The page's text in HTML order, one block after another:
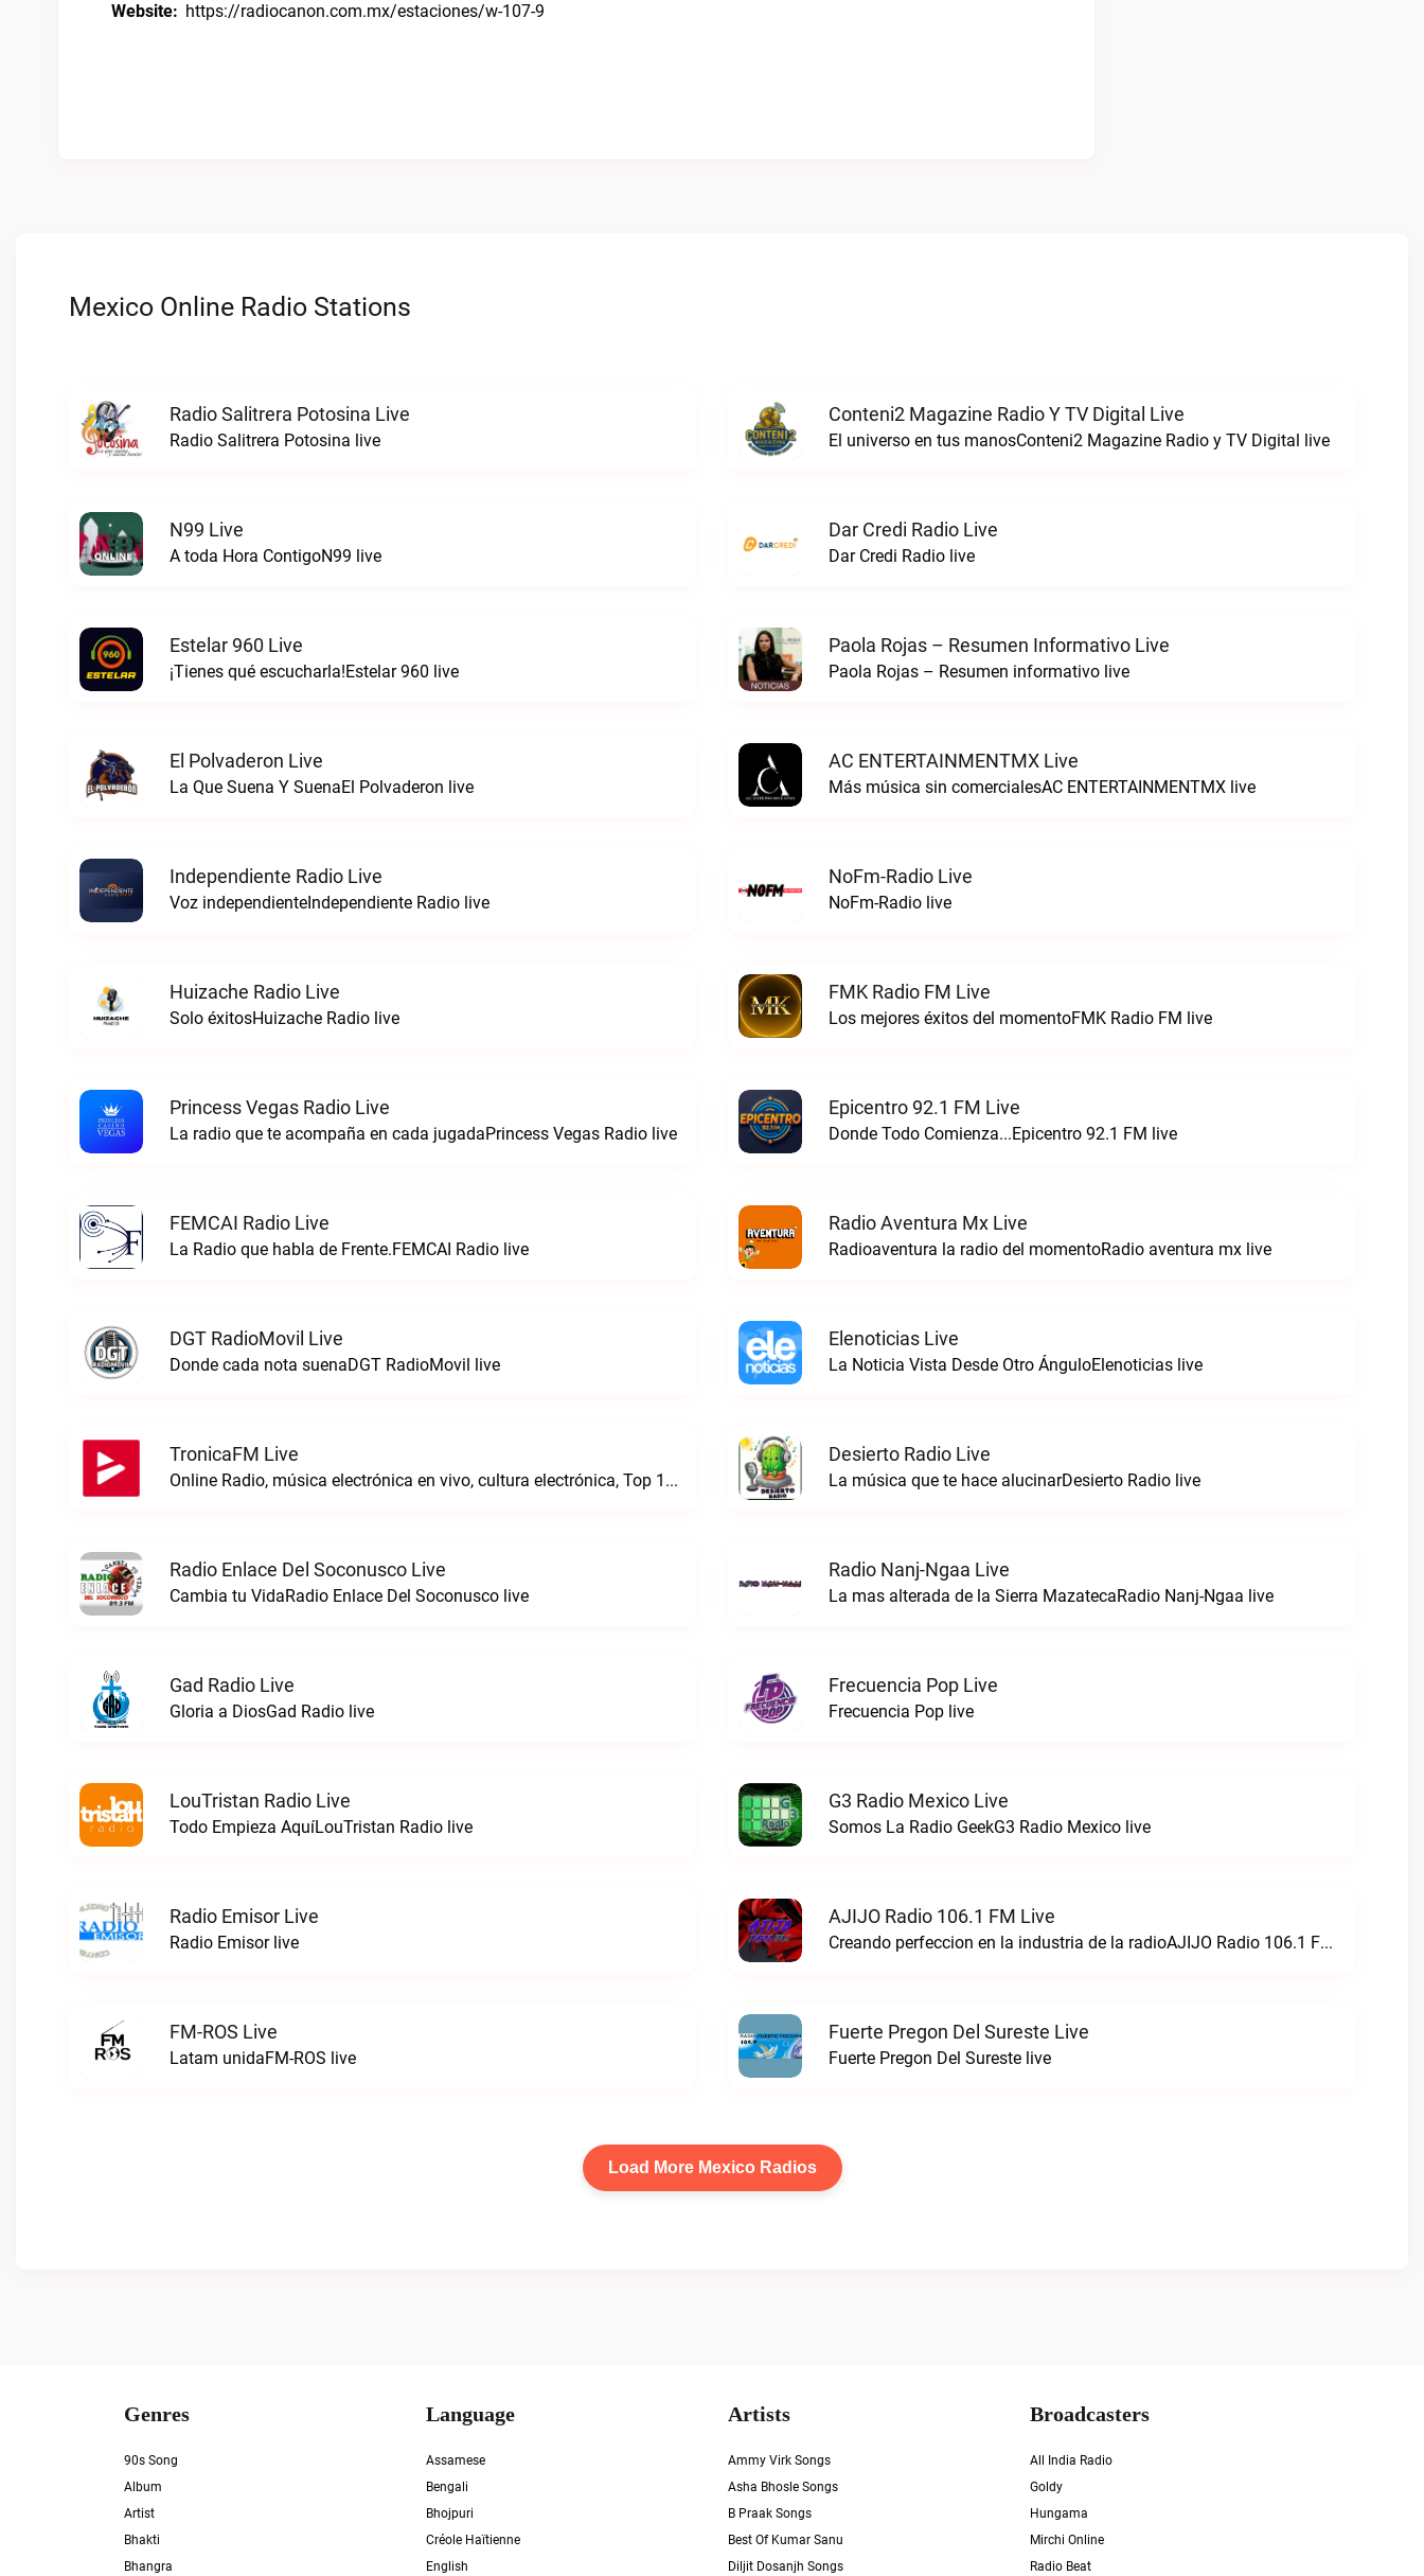
Website: https://radiocanon.com.mx/estaciones/w-107-9
Mexico Online Radio Stations
Radio Salitrera Potosina Live
Radio Salitrera Potosina live
Conteni2 Magazine Radio Y TV Digital Live
El universo en tus manosConteni2 Magazine Radio y TV Digital live
N99 Live
A toda Hora ContigoN99 live
Dar Credi Radio Live
Dar Credi Radio live
Estelar 960 Live
¡Tienes qué escucharla!Estelar 960 live
Paola Rojas – Resumen Informativo Live
Paola Rojas – Resumen informativo live
El Polvaderon Live
La Que Suena Y SuenaEl Polvaderon live
AC ENTERTAINMENTMX Live
Más música sin comercialesAC ENTERTAINMENTMX live
Independiente Radio Live
Voz independienteIndependiente Radio live
NoFm-Radio Live
NoFm-Radio live
Huizache Radio Live
Solo éxitosHuizache Radio live
FMK Radio FM Live
Los mejores éxitos del momentoFMK Radio FM live
Princess Vegas Radio Live
La radio que te acompaña en cada jugadaPrincess Vegas Radio live
Epicentro 92.1 FM Live
Donde Todo Comienza...Epicentro 92.1 FM live
FEMCAI Radio Live
La Radio que habla de Frente.FEMCAI Radio live
Radio Aventura Mx Live
Radioaventura la radio del momentoRadio aventura mx live
DGT RadioMovil Live
Donde cada nota suenaDGT RadioMovil live
Elenoticias Live
La Noticia Vista Desde Otro ÁnguloElenoticias live
TronicaFM Live
Online Radio, música electrónica en vivo, cultura electrónica, Top 10 semanal, videos, descargasTronicaFM live
Desierto Radio Live
La música que te hace alucinarDesierto Radio live
Radio Enlace Del Soconusco Live
Cambia tu VidaRadio Enlace Del Soconusco live
Radio Nanj-Ngaa Live
La mas alterada de la Sierra MazatecaRadio Nanj-Ngaa live
Gad Radio Live
Gloria a DiosGad Radio live
Frecuencia Pop Live
Frecuencia Pop live
LouTristan Radio Live
Todo Empieza AquíLouTristan Radio live
G3 Radio Mexico Live
Somos La Radio GeekG3 Radio Mexico live
Radio Emisor Live
Radio Emisor live
AJIJO Radio 106.1 FM Live
Creando perfeccion en la industria de la radioAJIJO Radio 106.1 FM live
FM-ROS Live
Latam unidaFM-ROS live
Fuerte Pregon Del Sureste Live
Fuerte Pregon Del Sureste live
Load More Mexico Radios
Genres
90s Song
Album
Artist
Bhakti
Bhangra
Language
Assamese
Bengali
Bhojpuri
Créole Haïtienne
English
Artists
Ammy Virk Songs
Asha Bhosle Songs
B Praak Songs
Best Of Kumar Sanu
Diljit Dosanjh Songs
Broadcasters
All India Radio
Goldy
Hungama
Mirchi Online
Radio Beat